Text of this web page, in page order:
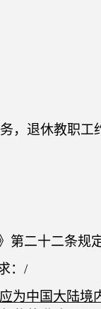
，退休教职工
第二十二条规定
： /
应为中国大陆境